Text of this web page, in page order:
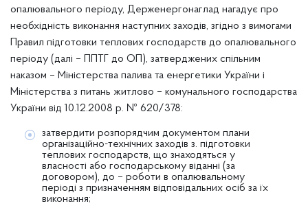
опалювального періоду, Держенергонаглад нагадує про
необхідність виконання наступних заходів, згідно з вимогами
Правил підготовки теплових господарств до опалювального
періоду (далі – ППТГ до ОП), затверджених спільним
наказом – Міністерства палива та енергетики України і
Міністерства з питань житлово – комунального господарства
України від 10.12.2008 р. № 620/378:
затвердити розпорядчим документом плани
організаційно-технічних заходів з. підготовки
теплових господарств, що знаходяться у
власності або господарському віданні (за
договором), до – роботи в опалювальному
періоді з призначенням відповідальних осіб за їх
виконання;